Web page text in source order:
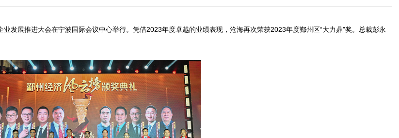
发展推进大会在宁波国际会议中心举行。凭借2023年度卓越的业绩表现，沧海再次荣获2023年度鄞州区“大力鼎”奖。总裁彭永